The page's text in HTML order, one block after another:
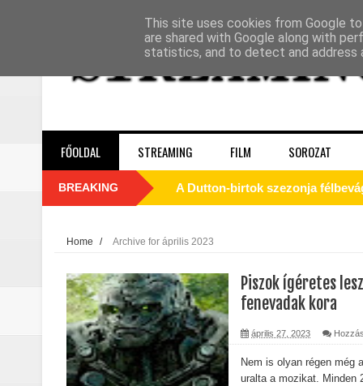
FŐOLDAL STREAMING FILM SOROZAT
BREAKING A Dutton‑birtok szezonja
Odüsszeia (2026) - Kritika
Egy kulcsszereplő biztosan
Életem legjobb száma (2026) -
Home / Archive for április 2023
Piszok ígéretes
fenevadak kora
április 27, 2023
Nem is olyan régen még
uralta a mozikat. Minden
This site uses cookies from Google
are shared with Google along with
statistics, and to detect and address